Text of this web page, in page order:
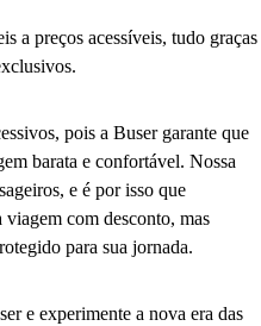
a preços acessíveis, tudo graças
pois a Buser garante que
barata e confortável. Nossa
e é por isso que
com desconto, mas
para sua jornada.
e experimente a nova era das